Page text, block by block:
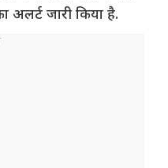
अलर्ट जारी किया है.